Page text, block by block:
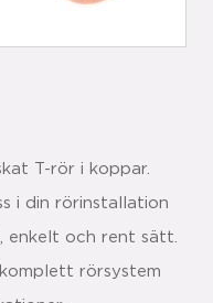
T-rör i koppar.
i din rörinstallation
enkelt och rent sätt.
rörsystem